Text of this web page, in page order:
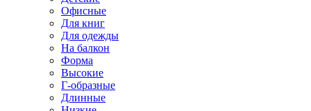
Офисные
Для книг
Для одежды
На балкон
Форма
Высокие
Г-образные
Длинные